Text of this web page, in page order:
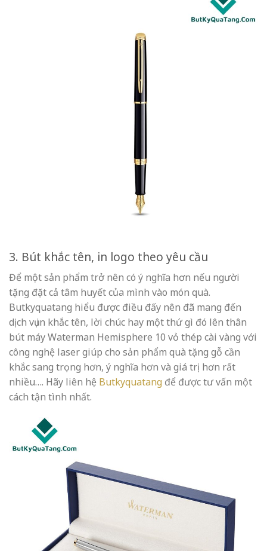
3. Bút khắc tên, in logo theo yêu cầu
Để một sản phẩm trở nên có ý nghĩa hơn nếu người
tặng đặt cả tâm huyết của mình vào món quà.
Butkyquatang hiểu được điều đấy nên đã mang đến
dịch vụ in khắc tên, lời chúc hay một thứ gì đó lên thân
bút máy Waterman Hemisphere 10 vỏ thép cài vàng với
công nghệ laser giúp cho sản phẩm quà tặng gỗ cần
khắc sang trọng hơn, ý nghĩa hơn và giá trị hơn rất
nhiều…. Hãy liên hệ Butkyquatang để được tư vấn một
cách tận tình nhất.